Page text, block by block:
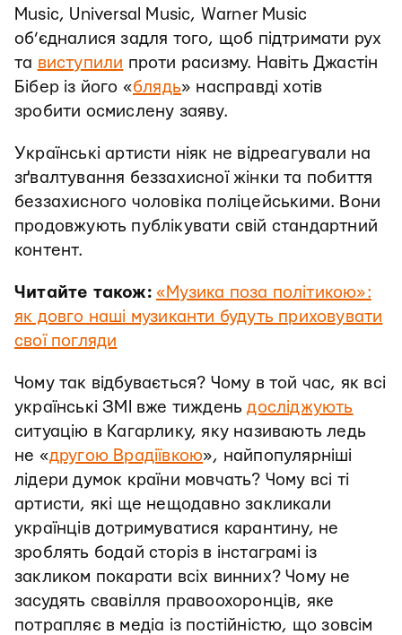
Music, Universal Music, Warner Music
об’єдналися задля того, щоб підтримати рух
та виступили проти расизму. Навіть Джастін
Бібер із його «блядь» насправді хотів
зробити осмислену заяву.
Українські артисти ніяк не відреагували на
зґвалтування беззахисної жінки та побиття
беззахисного чоловіка поліцейськими. Вони
продовжують публікувати свій стандартний
контент.
Читайте також: «Музика поза політикою»:
як довго наші музиканти будуть приховувати
свої погляди
Чому так відбувається? Чому в той час, як всі
українські ЗМІ вже тижденьдосліджують
ситуацію в Кагарлику, яку називають ледь
не «другою Врадіївкою», найпопулярніші
лідери думок країни мовчать? Чому всі ті
артисти, які ще нещодавно закликали
українців дотримуватися карантину, не
зроблять бодай сторіз в інстаграмі із
закликом покарати всіх винних? Чому не
засудять свавілля правоохоронців, яке
потрапляє в медіа із постійністю, що зовсім